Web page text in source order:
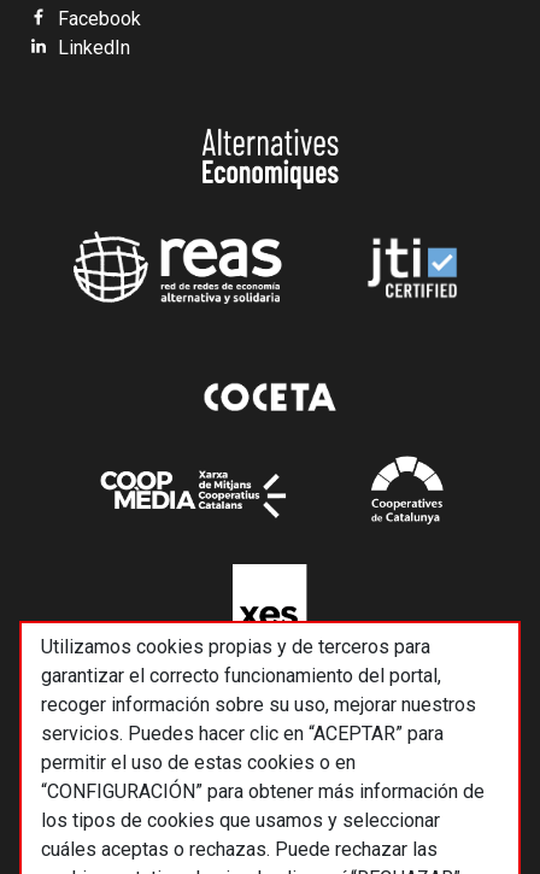
Utilizamos cookies propias y de terceros para
garantizar el correcto funcionamiento del portal,
recoger información sobre su uso, mejorar nuestros
servicios. Puedes hacer clic en “ACEPTAR” para
permitir el uso de estas cookies o en
“CONFIGURACIÓN” para obtener más información de
los tipos de cookies que usamos y seleccionar
cuáles aceptas o rechazas. Puede rechazar las
Facebook
LinkedIn